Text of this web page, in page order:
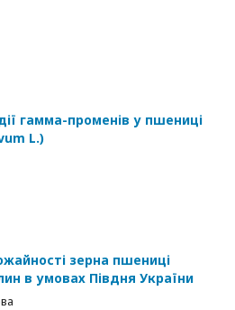
гамма-променів у пшениці
L.)
зерна пшениці
в умовах Півдня України